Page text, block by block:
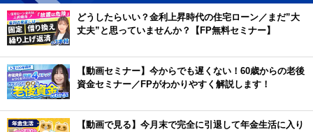
どうしたらいい？金利上昇時代の住宅ローン／まだ”大
丈夫”と思っていませんか？【FP無料セミナー】
【動画セミナー】今からでも遅くない！60歳からの老後
資金セミナー／FPがわかりやすく解説します！
【動画で見る】今月末で完全に引退して年金生活に入り